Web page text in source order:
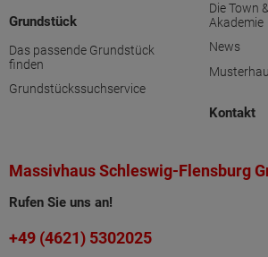
Grundstück
Das passende Grundstück
finden
Grundstückssuchservice
Die Town
Akademie
News
Kontakt
Massivhaus Schleswig-Flensburg
Rufen Sie uns an!
+49 (4621) 5302025